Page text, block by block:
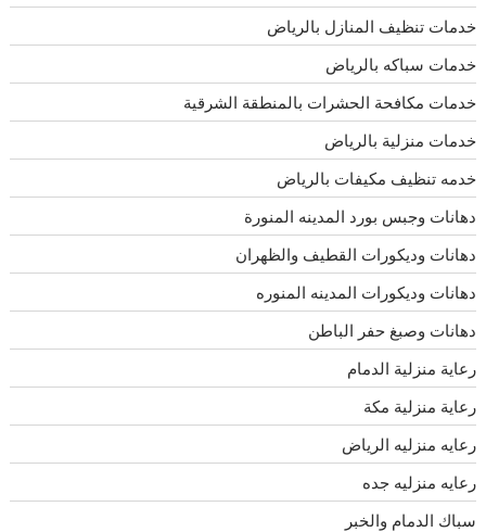
خدمات تنظيف المنازل بالرياض
خدمات سباكه بالرياض
خدمات مكافحة الحشرات بالمنطقة الشرقية
خدمات منزلية بالرياض
خدمه تنظيف مكيفات بالرياض
دهانات وجبس بورد المدينه المنورة
دهانات وديكورات القطيف والظهران
دهانات وديكورات المدينه المنوره
دهانات وصبغ حفر الباطن
رعاية منزلية الدمام
رعاية منزلية مكة
رعايه منزليه الرياض
رعايه منزليه جده
سباك الدمام والخبر